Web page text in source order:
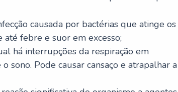
causada por bactérias que atinge os
até febre e suor em excesso;
há interrupções da respiração em
sono. Pode causar cansaço e atrapalhar a